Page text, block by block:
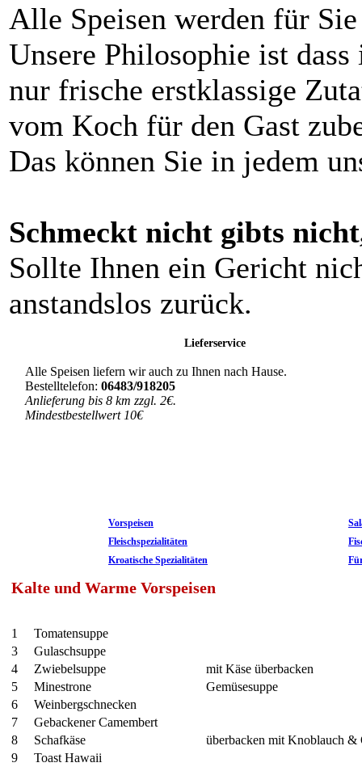
Alle Speisen werden für
Unsere Philosophie ist
nur frische erstklassige
vom Koch für den Gast
Das können Sie in jedem
Schmeckt nicht gibts
Sollte Ihnen ein Gericht
anstandslos zurück.
Lieferservice
Alle Speisen liefern wir auch zu Ihnen nach Hause.
Bestelltelefon: 06483/918205
Anlieferung bis 8 km zzgl. 2€.
Mindestbestellwert 10€
Vorspeisen
Fleischspezialitäten
Kroatische Spezialitäten
Kalte und Warme Vorspeisen
1
Tomatensuppe
3
Gulaschsuppe
4
Zwiebelsuppe
mit Käse überbacken
5
Minestrone
Gemüsesuppe
6
Weinbergschnecken
7
Gebackener Camembert
8
Schafkäse
überbacken mit Knoblauch &
9
Toast Hawaii